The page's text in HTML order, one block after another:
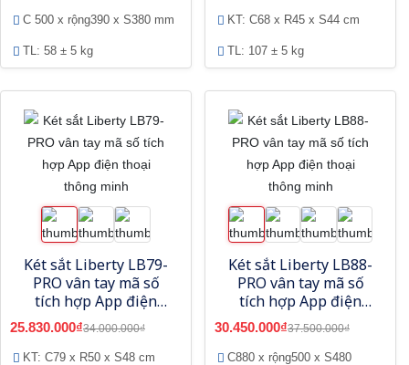
C 500 x rộng390 x S380 mm
TL: 58 ± 5 kg
KT: C68 x R45 x S44 cm
TL: 107 ± 5 kg
Két sắt Liberty LB79-
PRO vân tay mã số
tích hợp App điện
thoại thông minh
25.830.000₫34.000.000₫
KT: C79 x R50 x S48 cm
Két sắt Liberty LB88-
PRO vân tay mã số
tích hợp App điện
thoại thông minh
30.450.000₫37.500.000₫
C880 x rộng500 x S480